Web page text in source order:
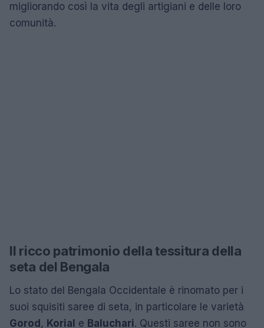
migliorando così la vita degli artigiani e delle loro
comunità.
Il ricco patrimonio della tessitura della
seta del Bengala
Lo stato del Bengala Occidentale è rinomato per i
suoi squisiti saree di seta, in particolare le varietà
Gorod , Korial e Baluchari. Questi saree non sono